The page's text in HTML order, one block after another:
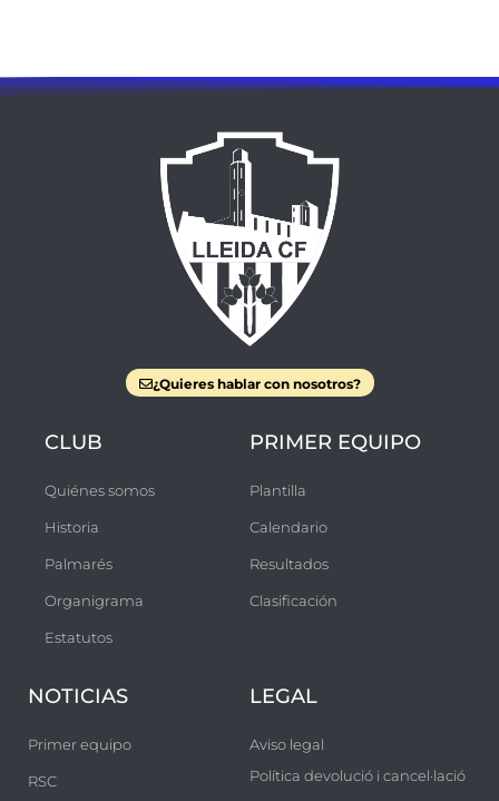
¿Quieres hablar con nosotros?
CLUB
Quiénes somos
Historia
Palmarés
Organigrama
Estatutos
PRIMER EQUIPO
Plantilla
Calendario
Resultados
Clasificación
NOTICIAS
Primer equipo
RSC
LEGAL
Aviso legal
Política devolució i cancel·lació